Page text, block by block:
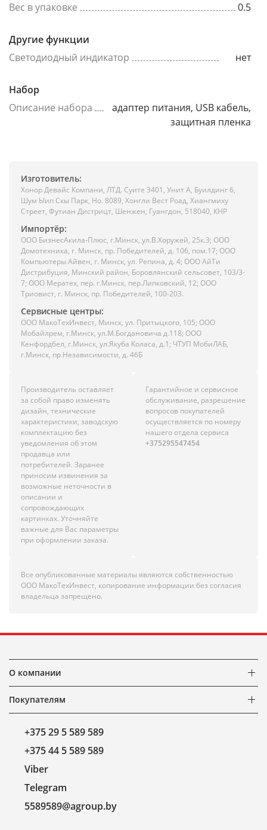
Вес в упаковке 0.5
Другие функции
Светодиодный индикатор
нет
Набор
Описание набора
адаптер питания, USB кабель,
защитная пленка
Изготовитель:
Хонор Девайс Компани, ЛТД. Суите 3401, Унит A, Буилдинг 6,
Шум Ыип Скы Парк, Но. 8089, Хонгли Вест Роад, Xиангмиху
Стреет, Футиан Дистрицт, Шенжен, Гуангдон, 518040, КНР
Импортёр:
ООО БизнесАкила-Плюc, г.Минск, ул.В.Хоружей, 25к.3; ООО
Домотехника, г. Минск, пр. Победителей, д. 106, пом.17; ООО
Компьютеры Айвен, г. Минск, ул. Репина, д. 4; ООО АйТи
Дистрибуция, Минский район, Боровлянский сельсовет, 103/3-
7; ООО Мератех, пер. г.Минск, пер.Липковский, 12; ООО
Триовист, г. Минск, пр. Победителей, 100-203.
Сервисные центры:
ООО МакоТехИнвест, Минск, ул. Притыцкого, 105; ООО
Мобайлрем, г.Минск, ул.М.Богдановича д.118; ООО
Кенфордбел, г.Минск, ул.Якуба Коласа, д.1; ЧТУП МобиЛАБ,
г.Минск, пр.Независимости, д. 46Б
Производитель оставляет
за собой право изменять
дизайн, технические
характеристики, заводскую
комплектацию без
уведомления об этом
продавца или
потребителей. Заранее
приносим извинения за
возможные неточности в
описании и
сопровождающих
картинках. Уточняйте
важные для Вас параметры
при оформлении заказа.
Гарантийное и сервисное
обслуживание, разрешение
вопросов покупателей
осуществляется по номеру
нашего отдела сервиса
+375295547454
Все опубликованные материалы являются собственностью
ООО МакоТехИнвест, копирование информации без согласия
владельца запрещено.
О компании
Покупателям
+375 29 5 589 589
+375 44 5 589 589
Viber
Telegram
5589589@agroup.by